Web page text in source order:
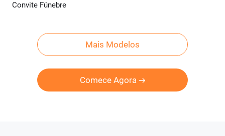
Convite Fúnebre
Mais Modelos
Comece Agora